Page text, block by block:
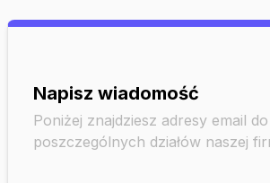
Napisz wiadomość
Poniżej znajdziesz adresy email do
poszczególnych działów naszej